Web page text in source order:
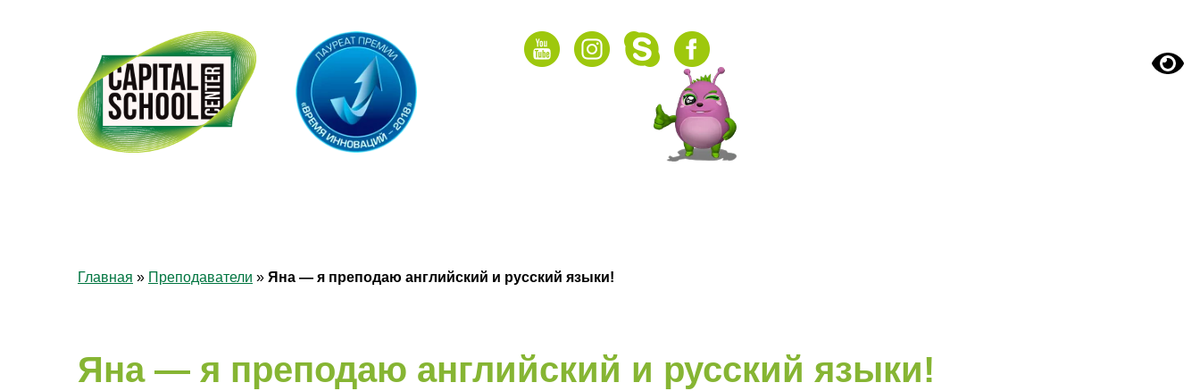
Главная » Преподаватели » Яна — я преподаю английский и русский языки!
Яна — я преподаю английский и русский языки!